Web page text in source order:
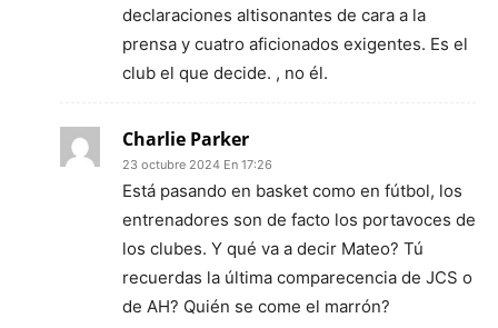
declaraciones altisonantes de cara a la
prensa y cuatro aficionados exigentes. Es el
club el que decide. , no él.
Charlie Parker
23 octubre 2024 En 17:26
Está pasando en basket como en fútbol, los
entrenadores son de facto los portavoces de
los clubes. Y qué va a decir Mateo? Tú
recuerdas la última comparecencia de JCS o
de AH? Quién se come el marrón?